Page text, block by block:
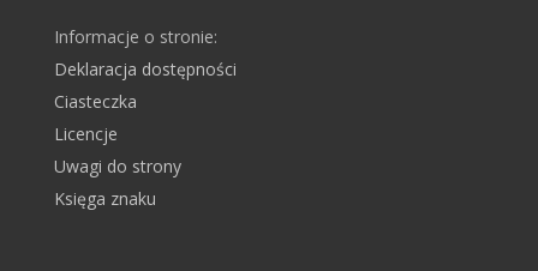
Informacje o stronie:
Deklaracja dostępności
Ciasteczka
Licencje
Uwagi do strony
Księga znaku